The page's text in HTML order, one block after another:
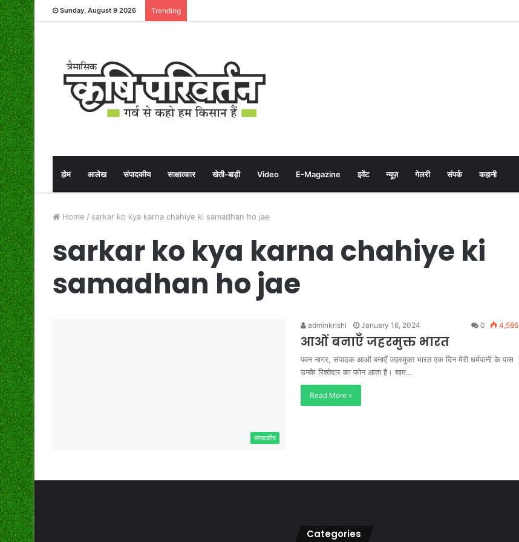
Sunday, August 9 2026 Trending
होम आलेख संपादकीय साक्षात्कार खेती-बाड़ी Video E-Magazine इवेंट न्यूज़ गेलरी संपर्क कहानी
Home / sarkar ko kya karna chahiye ki samadhan ho jae
sarkar ko kya karna chahiye ki
samadhan ho jae
संपादकीय
adminkrishi January 16, 2024 0 4,586
आओं बनाएँ जहरमुक्त भारत
पवन नागर, संपादक आओं बनाएँ जहरमुक्त भारत एक दिन मेरी धर्मपत्नी के पास
उनके रिश्तेदार का फोन आता है। शाम…
Read More »
Categories